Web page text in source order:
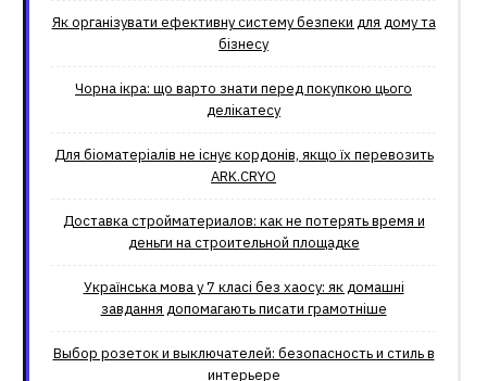
Як організувати ефективну систему безпеки для дому та
бізнесу
Чорна ікра: що варто знати перед покупкою цього
делікатесу
Для біоматеріалів не існує кордонів, якщо їх перевозить
ARK.CRYO
Доставка стройматериалов: как не потерять время и
деньги на строительной площадке
Українська мова у 7 класі без хаосу: як домашні
завдання допомагають писати грамотніше
Выбор розеток и выключателей: безопасность и стиль в
интерьере